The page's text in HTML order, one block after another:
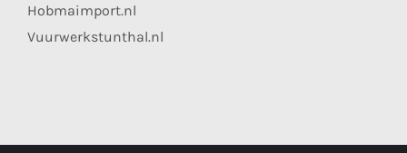
Hobmaimport.nl
Vuurwerkstunthal.nl